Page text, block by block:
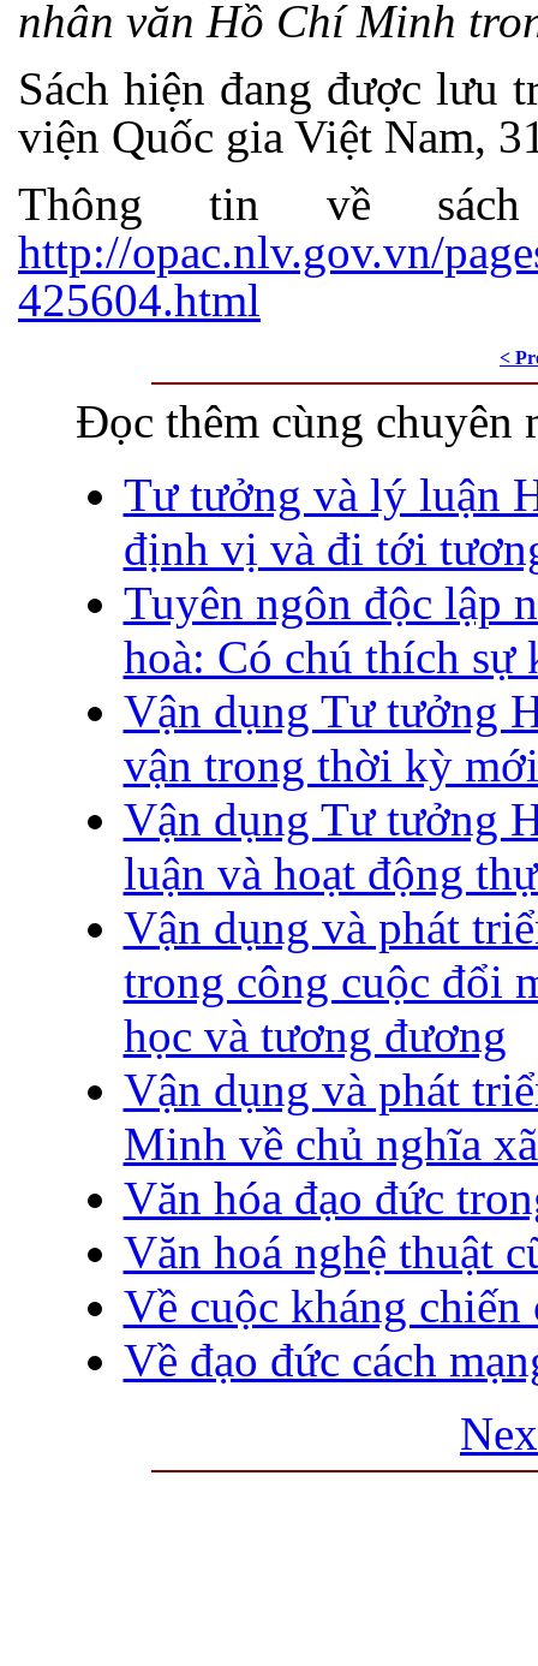
nhân văn Hồ Chí Minh
Sách hiện đang được lưu
viện Quốc gia Việt Nam,
Thông tin về
http://opac.nlv.gov.vn/
425604.html
<
Đọc thêm cùng chuyên
Tư tưởng và lý luận
định vị và đi tới
Tuyên ngôn độc lập
hoà: Có chú thích sự
Vận dụng Tư tưởng
vận trong thời kỳ mới
Vận dụng Tư tưởng
luận và hoạt động
Vận dụng và phát
trong công cuộc đổi
học và tương đương
Vận dụng và phát
Minh về chủ nghĩa
Văn hóa đạo đức
Văn hoá nghệ thuật
Về cuộc kháng chiến
Về đạo đức cách